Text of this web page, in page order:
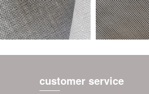
customer service